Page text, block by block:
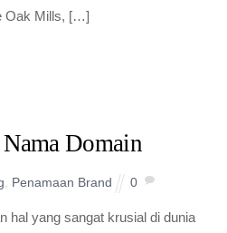
Oak Mills, […]
Domain
Penamaan Brand 0
hal yang sangat krusial di dunia